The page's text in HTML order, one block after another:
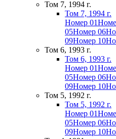
Том 7, 1994 г.
Том 7, 1994 г.
Номер 01
05Номер 06
09Номер 10
Том 6, 1993 г.
Том 6, 1993 г.
Номер 01
05Номер 06
09Номер 10
Том 5, 1992 г.
Том 5, 1992 г.
Номер 01
05Номер 06
09Номер 10